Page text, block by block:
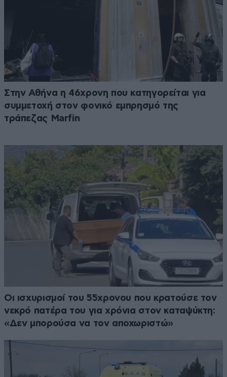
Στην Αθήνα η 46χρονη που κατηγορείται για
συμμετοχή στον φονικό εμπρησμό της
τράπεζας Marfin
Οι ισχυρισμοί του 55χρονου που κρατούσε τον
νεκρό πατέρα του για χρόνια στον καταψύκτη:
«Δεν μπορούσα να τον αποχωριστώ»